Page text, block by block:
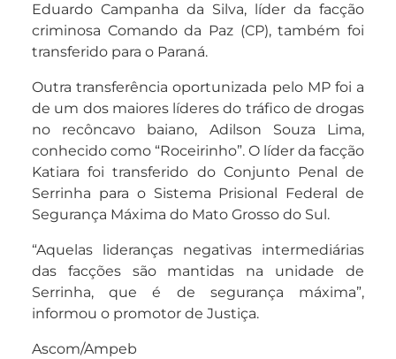
Eduardo Campanha da Silva, líder da facção
criminosa Comando da Paz (CP), também foi
transferido para o Paraná.
Outra transferência oportunizada pelo MP foi a
de um dos maiores líderes do tráfico de drogas
no recôncavo baiano, Adilson Souza Lima,
conhecido como “Roceirinho”. O líder da facção
Katiara foi transferido do Conjunto Penal de
Serrinha para o Sistema Prisional Federal de
Segurança Máxima do Mato Grosso do Sul.
“Aquelas lideranças negativas intermediárias
das facções são mantidas na unidade de
Serrinha, que é de segurança máxima”,
informou o promotor de Justiça.
Ascom/Ampeb